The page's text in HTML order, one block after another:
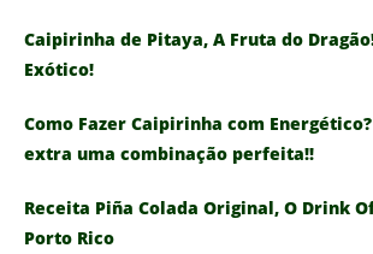
Caipirinha de Pitaya, A Fruta do
Exótico!
Como Fazer Caipirinha com
extra uma combinação perfeita!!
Receita Piña Colada Original, O Drink
Porto Rico